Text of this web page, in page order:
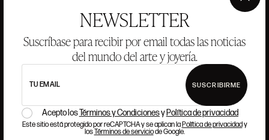
NEWSLETTER
Suscríbase para recibir por email todas las noticias
del mundo del arte y joyería.
TU EMAIL SUSCRIBIRME
Acepto losTérminos y Condicionesy Política de privacidad
Este sitio está protegido por reCAPTCHA y se aplican laPolítica de privacidady
losTérminos de serviciode Google.
×
PREGUNTAS FRECUENTES
DÓNDE ESTAMOS
ALCALÁ, 52. MADRID